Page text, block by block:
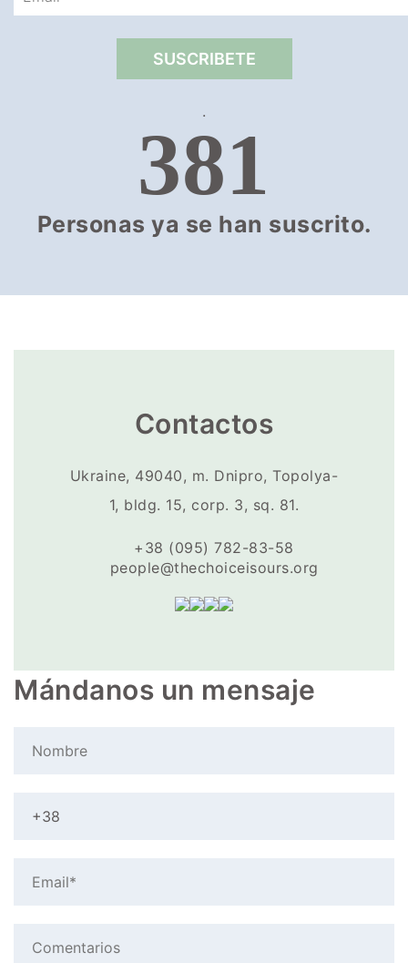
.
381
Personas ya se han suscrito.
Contactos
Ukraine, 49040, m. Dnipro, Topolya-
1, bldg. 15, corp. 3, sq. 81.
+38 (095) 782-83-58
people@thechoiceisours.org
Mándanos un mensaje